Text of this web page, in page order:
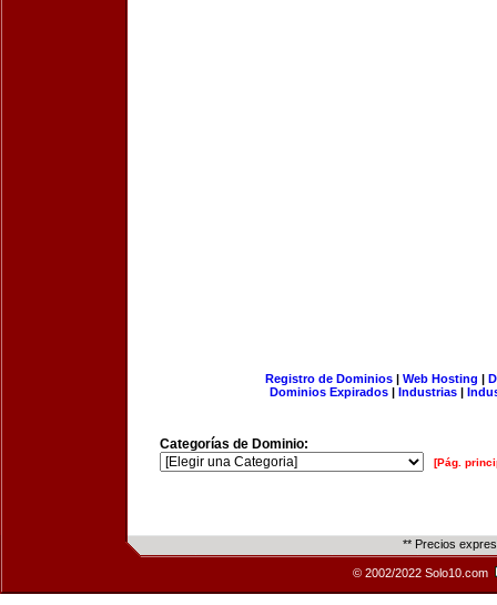
Registro de Dominios| Web Hosting |
Dominios Expirados | Industrias |
Categorías de Dominio:
[Pág.
** Precios
© 2002/2022 Solo10.com